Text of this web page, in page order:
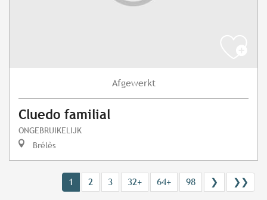
Afgewerkt
Cluedo familial
ONGEBRUIKELIJK
Brélès
1 2 3 32+ 64+ 98 ❯ ❯❯